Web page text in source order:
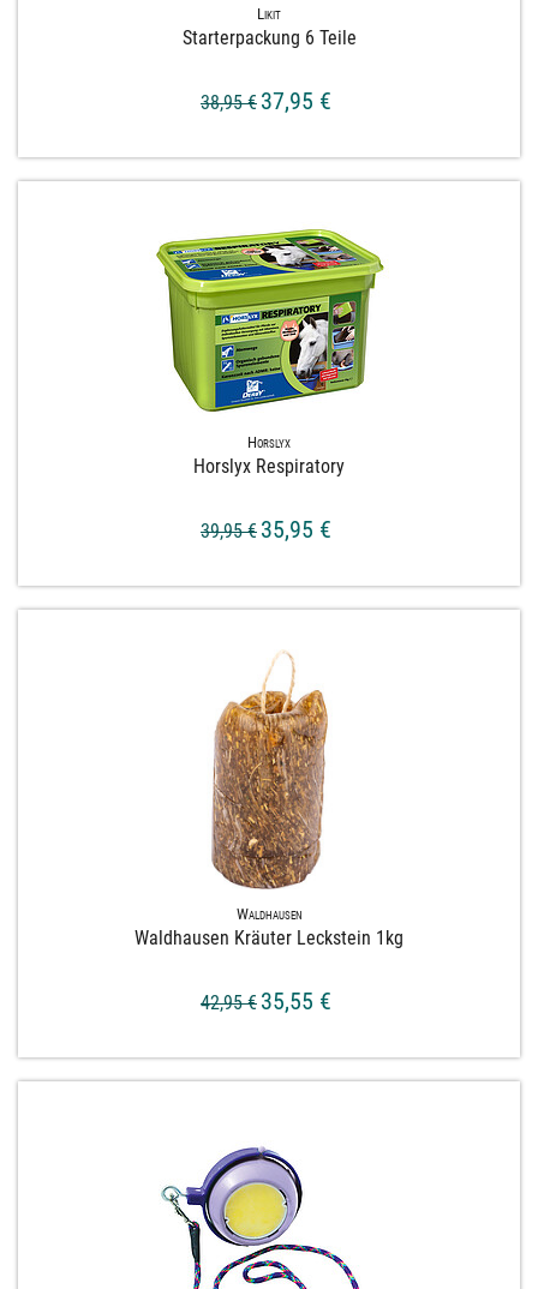
Likit
Starterpackung 6 Teile
38,95 € 37,95 €
Horslyx
Horslyx Respiratory
39,95 € 35,95 €
Waldhausen
Waldhausen Kräuter Leckstein 1kg
42,95 € 35,55 €